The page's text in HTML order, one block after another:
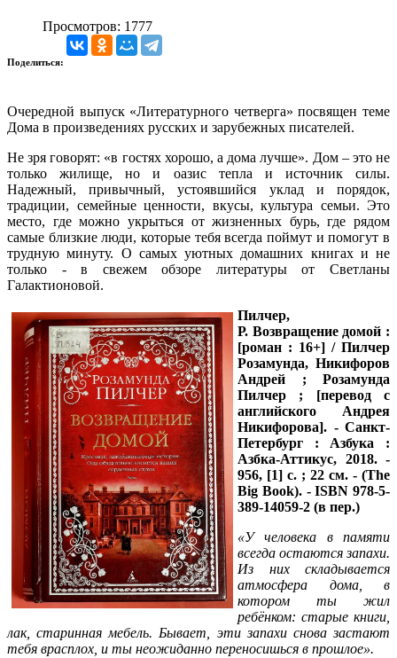
Просмотров: 1777
Поделиться:
Очередной выпуск «Литературного четверга» посвящен теме
Дома в произведениях русских и зарубежных писателей.
Не зря говорят: «в гостях хорошо, а дома лучше». Дом – это не
только жилище, но и оазис тепла и источник силы.
Надежный, привычный, устоявшийся уклад и порядок,
традиции, семейные ценности, вкусы, культура семьи. Это
место, где можно укрыться от жизненных бурь, где рядом
самые близкие люди, которые тебя всегда поймут и помогут в
трудную минуту. О самых уютных домашних книгах и не
только - в свежем обзоре литературы от Светланы
Галактионовой.
Пилчер,
Р. Возвращение домой :
[роман : 16+] / Пилчер
Розамунда, Никифоров
Андрей ; Розамунда
Пилчер ; [перевод с
английского Андрея
Никифорова]. - Санкт-
Петербург : Азбука :
Азбка-Аттикус, 2018. -
956, [1] с. ; 22 см. - (The
Big Book). - ISBN 978-5-
389-14059-2 (в пер.)
«У человека в памяти
всегда остаются запахи.
Из них складывается
атмосфера дома, в
котором ты жил
ребёнком: старые книги,
лак, старинная мебель. Бывает, эти запахи снова застают
тебя врасплох, и ты неожиданно переносишься в прошлое».